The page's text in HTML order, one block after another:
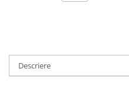
Auxiliare Halogen
Auxiliare LED
Descriere